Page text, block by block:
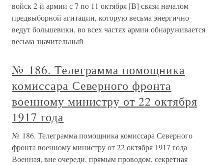
войск 2-й армии с 7 по 11 октября [В] связи началом
предвыборной агитации, которую весьма энергично
ведут большевики, во всех частях армии обнаруживается
весьма значительный
№ 186. Телеграмма помощника
комиссара Северного фронта
военному министру от 22 октября
1917 года
№ 186. Телеграмма помощника комиссара Северного
фронта военному министру от 22 октября 1917 года
Военная, вне очереди, прямым проводом, секретная